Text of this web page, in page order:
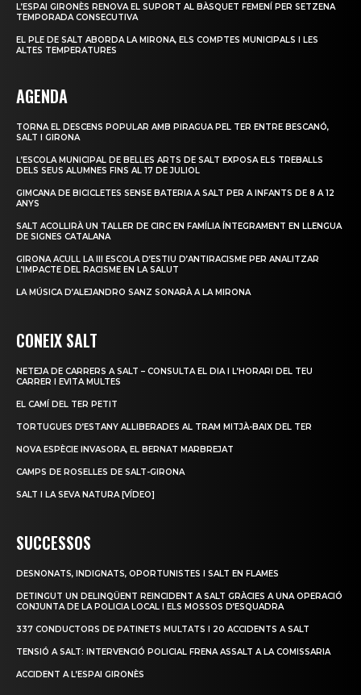
L’ESPAI GIRONÈS RENOVA EL SUPORT AL BÀSQUET FEMENÍ PER SETZENA
TEMPORADA CONSECUTIVA
EL PLE DE SALT ABORDA LA MIRONA, ELS COMPTES MUNICIPALS I LES
ALTES TEMPERATURES
AGENDA
TORNA EL DESCENS POPULAR AMB PIRAGUA PEL TER ENTRE BESCANÓ,
SALT I GIRONA
L’ESCOLA MUNICIPAL DE BELLES ARTS DE SALT EXPOSA ELS TREBALLS
DELS SEUS ALUMNES FINS AL 17 DE JULIOL
GIMCANA DE BICICLETES SENSE BATERIA A SALT PER A INFANTS DE 8 A 12
ANYS
SALT ACOLLIRÀ UN TALLER DE CIRC EN FAMÍLIA ÍNTEGRAMENT EN LLENGUA
DE SIGNES CATALANA
GIRONA ACULL LA III ESCOLA D’ESTIU D’ANTIRACISME PER ANALITZAR
L’IMPACTE DEL RACISME EN LA SALUT
LA MÚSICA D’ALEJANDRO SANZ SONARÀ A LA MIRONA
CONEIX SALT
NETEJA DE CARRERS A SALT – CONSULTA EL DIA I L’HORARI DEL TEU
CARRER I EVITA MULTES
EL CAMÍ DEL TER PETIT
TORTUGUES D’ESTANY ALLIBERADES AL TRAM MITJÀ-BAIX DEL TER
NOVA ESPÈCIE INVASORA, EL BERNAT MARBREJAT
CAMPS DE ROSELLES DE SALT-GIRONA
SALT I LA SEVA NATURA [VÍDEO]
SUCCESSOS
DESNONATS, INDIGNATS, OPORTUNISTES I SALT EN FLAMES
DETINGUT UN DELINQÜENT REINCIDENT A SALT GRÀCIES A UNA OPERACIÓ
CONJUNTA DE LA POLICIA LOCAL I ELS MOSSOS D’ESQUADRA
337 CONDUCTORS DE PATINETS MULTATS I 20 ACCIDENTS A SALT
TENSIÓ A SALT: INTERVENCIÓ POLICIAL FRENA ASSALT A LA COMISSARIA
ACCIDENT A L’ESPAI GIRONÈS